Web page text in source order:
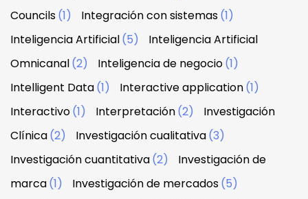
Councils(1) Integración con sistemas(1)
Inteligencia Artificial(5)
Inteligencia Artificial
Omnicanal(2) Inteligencia de negocio(1)
Intelligent Data(1) Interactive application(1)
Interactivo(1) Interpretación(2)
Investigación
Clínica(2) Investigación cualitativa(3)
Investigación cuantitativa(2)
Investigación de
marca(1) Investigación de mercados(5)